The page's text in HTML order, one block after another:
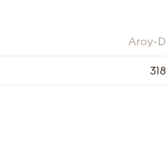
Aroy-D
318